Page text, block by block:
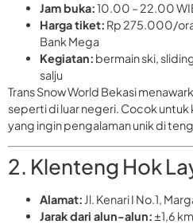
Jam buka:10.00 – 22.00
Harga tiket: Rp 275.000/
Bank Mega
Kegiatan: bermain ski,
salju
Trans Snow World Bekasi
seperti di luar negeri. Cocok untuk
yang ingin pengalaman unik di
2. Klenteng Hok
Alamat: Jl. Kenari I No.1,
Jarak dari alun-alun:±1,6